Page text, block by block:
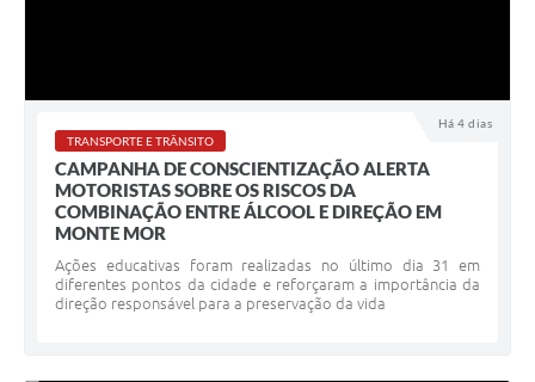
Há 4 dias
TRANSPORTE E TRÂNSITO
CAMPANHA DE CONSCIENTIZAÇÃO ALERTA
MOTORISTAS SOBRE OS RISCOS DA
COMBINAÇÃO ENTRE ÁLCOOL E DIREÇÃO EM
MONTE MOR
Ações educativas foram realizadas no último dia 31 em
diferentes pontos da cidade e reforçaram a importância da
direção responsável para a preservação da vida